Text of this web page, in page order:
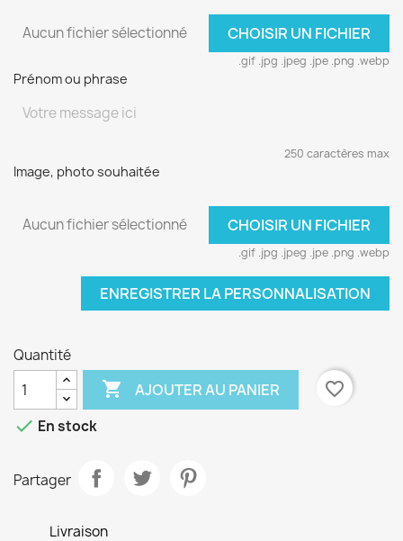
Aucun fichier sélectionné CHOISIR UN FICHIER
.gif .jpg .jpeg .jpe .png .webp
Prénom ou phrase
250 caractères max
Image, photo souhaitée
Aucun fichier sélectionné CHOISIR UN FICHIER
.gif .jpg .jpeg .jpe .png .webp
ENREGISTRER LA PERSONNALISATION
Quantité
 AJOUTER AU PANIER
favorite_border
 En stock
Partager
Livraison